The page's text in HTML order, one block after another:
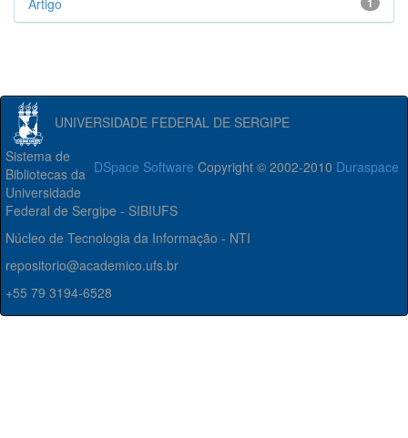
Artigo
UNIVERSIDADE FEDERAL DE SERGIPE
DSpace Software Copyright © 2002-2010 Duraspace
Sistema de
Bibliotecas da
Universidade
Federal de Sergipe - SIBIUFS
Núcleo de Tecnologia da Informação - NTI
repositorio@academico.ufs.br
+55 79 3194-6528